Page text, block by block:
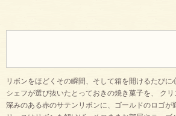
リボンをほどくその瞬間、そして箱を開けるたび
シェフが選び抜いたとっておきの焼き菓子を、 ク
深みのある赤のサテンリボンに、ゴールドのロゴ